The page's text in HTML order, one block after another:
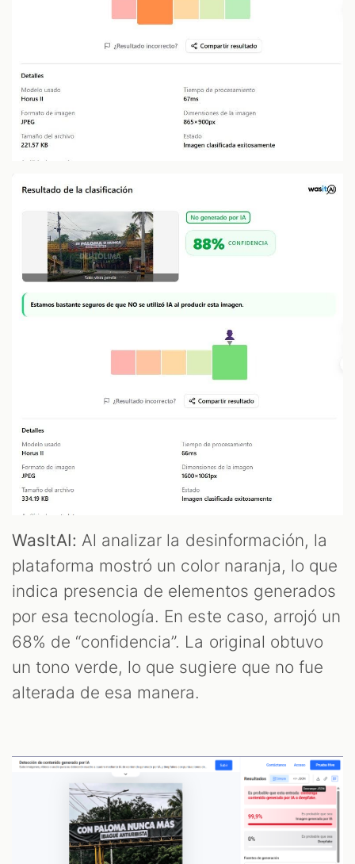
WasItAI: Al analizar la desinformación, la
plataforma mostró un color naranja, lo que
indica presencia de elementos generados
por esa tecnología. En este caso, arrojó un
68% de “confidencia”. La original obtuvo
un tono verde, lo que sugiere que no fue
alterada de esa manera.